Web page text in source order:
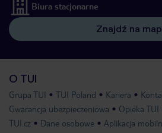
Biura stacjonarne
Znajdź na
O TUI
Grupa TUI TUI Poland Kariera
Gwarancja ubezpieczeniowa
Opieka
TUI.cz
Dane osobowe Aplikacja